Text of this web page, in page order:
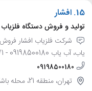
15. افشار
تولید و فروش دستگاه فلزیاب
شرکت فلزیاب افشار
یاب، آب یاب 09198500180 - 09371414171
09198500180
تهران، منطقه 21، محله باشگاه نفت، تهرانسر